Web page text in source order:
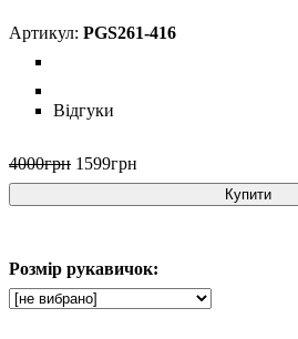
PGS261-416
Відгуки
4000грн 1599грн
Купити
Розмір рукавичок: